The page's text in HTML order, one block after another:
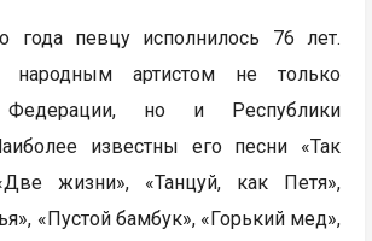
года певцу исполнилось 76 лет.
народным артистом не только
Федерации, но и Республики
известны его песни «Так
жизни», «Танцуй, как Петя»,
«Пустой бамбук», «Горький мед»,